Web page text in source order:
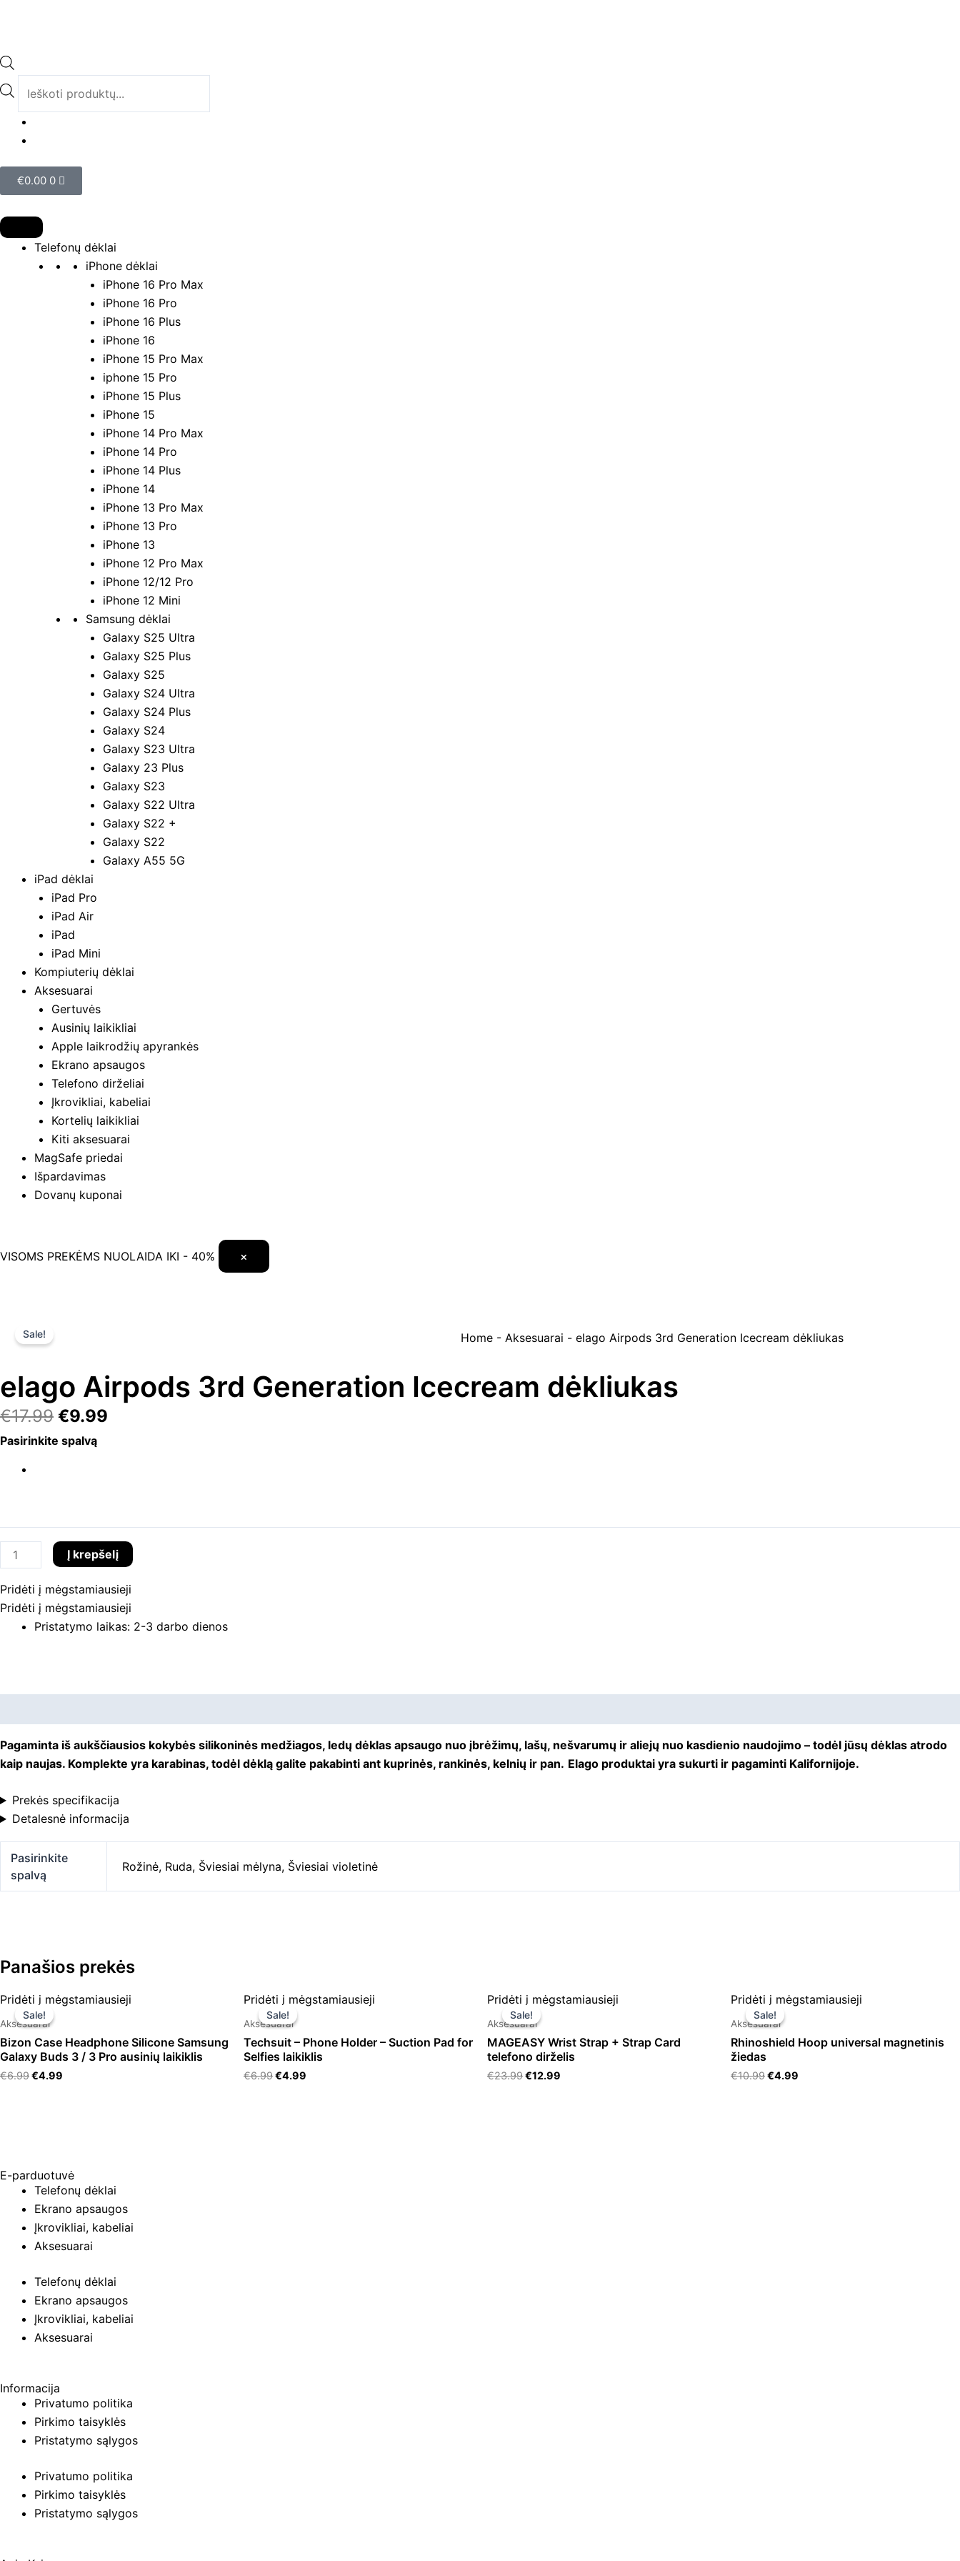
€0.00 0
Cart
Telefonų dėklai
iPhone dėklai
iPhone 16 Pro Max
iPhone 16 Pro
iPhone 16 Plus
iPhone 16
iPhone 15 Pro Max
iphone 15 Pro
iPhone 15 Plus
iPhone 15
iPhone 14 Pro Max
iPhone 14 Pro
iPhone 14 Plus
iPhone 14
iPhone 13 Pro Max
iPhone 13 Pro
iPhone 13
iPhone 12 Pro Max
iPhone 12/12 Pro
iPhone 12 Mini
Samsung dėklai
Galaxy S25 Ultra
Galaxy S25 Plus
Galaxy S25
Galaxy S24 Ultra
Galaxy S24 Plus
Galaxy S24
Galaxy S23 Ultra
Galaxy 23 Plus
Galaxy S23
Galaxy S22 Ultra
Galaxy S22 +
Galaxy S22
Galaxy A55 5G
iPad dėklai
iPad Pro
iPad Air
iPad
iPad Mini
Kompiuterių dėklai
Aksesuarai
Gertuvės
Ausinių laikikliai
Apple laikrodžių apyrankės
Ekrano apsaugos
Telefono dirželiai
Įkrovikliai, kabeliai
Kortelių laikikliai
Kiti aksesuarai
MagSafe priedai
Išpardavimas
Dovanų kuponai
VISOMS PREKĖMS NUOLAIDA IKI - 40% ×
Sale! Home - Aksesuarai -elago Airpods 3rd Generation Icecream dėkliukas
elago Airpods 3rd Generation Icecream dėkliukas
€17.99 Original
price
was:
€9.99
Pasirinkite spalvą
produkto
elago
Generation
Icecream
dėkliukas
Į krepšelį
Pridėti į mėgstamiausieji
Pridėti į mėgstamiausieji
Pristatymo laikas: 2-3 darbo dienos
Pagaminta iš aukščiausios kokybės silikoninės medžiagos, ledų dėklas apsaugo nuo įbrėžimų, lašų, nešvarumų ir aliejų nuo kasdienio naudojimo – todėl jūsų dėklas atrodo
kaip naujas. Komplekte yra karabinas, todėl dėklą galite pakabinti ant kuprinės, rankinės, kelnių ir pan. Elago produktai yra sukurti ir pagaminti Kalifornijoje.
Prekės specifikacija
Detalesnė informacija
Pasirinkite
spalvą
Rožinė, Ruda, Šviesiai mėlyna, Šviesiai violetinė
Panašios prekės
Pridėti į mėgstamiausieji
Sale!
Sale!
Aksesuarai
Bizon Case Headphone Silicone Samsung
Galaxy Buds 3 / 3 Pro ausinių laikiklis
€6.99
Original
price
was:
€4.99
Current
price
Pridėti į mėgstamiausieji
Sale!
Sale!
Aksesuarai
Techsuit – Phone Holder – Suction Pad for
Selfies laikiklis
€6.99
Original
price
was:
€4.99
Current
price
Pridėti į mėgstamiausieji
Sale!
Sale!
Aksesuarai
MAGEASY Wrist Strap + Strap Card
telefono dirželis
€23.99
Original
price
was:
€12.99
Current
price
Pridėti į mėgstamiausieji
Sale!
Sale!
Aksesuarai
Rhinoshield Hoop universal magnetinis
žiedas
€10.99
Original
price
was:
€4.99
Current
price
E-parduotuvė
Telefonų dėklai
Ekrano apsaugos
Įkrovikliai, kabeliai
Aksesuarai
Telefonų dėklai
Ekrano apsaugos
Įkrovikliai, kabeliai
Aksesuarai
Informacija
Privatumo politika
Pirkimo taisyklės
Pristatymo sąlygos
Privatumo politika
Pirkimo taisyklės
Pristatymo sąlygos